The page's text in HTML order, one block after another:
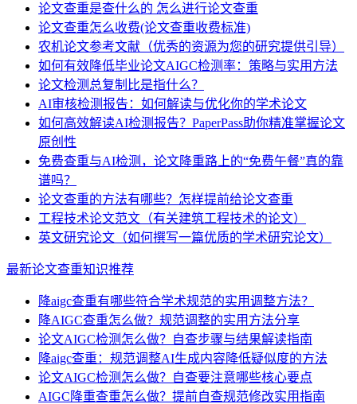
论文查重是查什么的 怎么进行论文查重
论文查重怎么收费(论文查重收费标准)
农机论文参考文献（优秀的资源为您的研究提供引导）
如何有效降低毕业论文AIGC检测率：策略与实用方法
论文检测总复制比是指什么？
AI审核检测报告：如何解读与优化你的学术论文
如何高效解读AI检测报告？PaperPass助你精准掌握论文
原创性
免费查重与AI检测，论文降重路上的“免费午餐”真的靠
谱吗？
论文查重的方法有哪些？怎样提前给论文查重
工程技术论文范文（有关建筑工程技术的论文）
英文研究论文（如何撰写一篇优质的学术研究论文）
最新论文查重知识推荐
降aigc查重有哪些符合学术规范的实用调整方法？
降AIGC查重怎么做？规范调整的实用方法分享
论文AIGC检测怎么做？自查步骤与结果解读指南
降aigc查重：规范调整AI生成内容降低疑似度的方法
论文AIGC检测怎么做？自查要注意哪些核心要点
AIGC降重查重怎么做？提前自查规范修改实用指南